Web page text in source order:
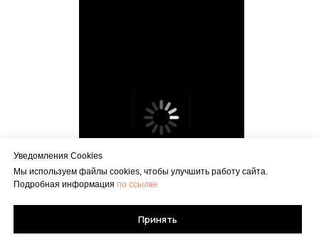
Уведомления Cookies
Мы используем файлы cookies, чтобы улучшить работу сайта.
Подробная информация по ссылке
Принять